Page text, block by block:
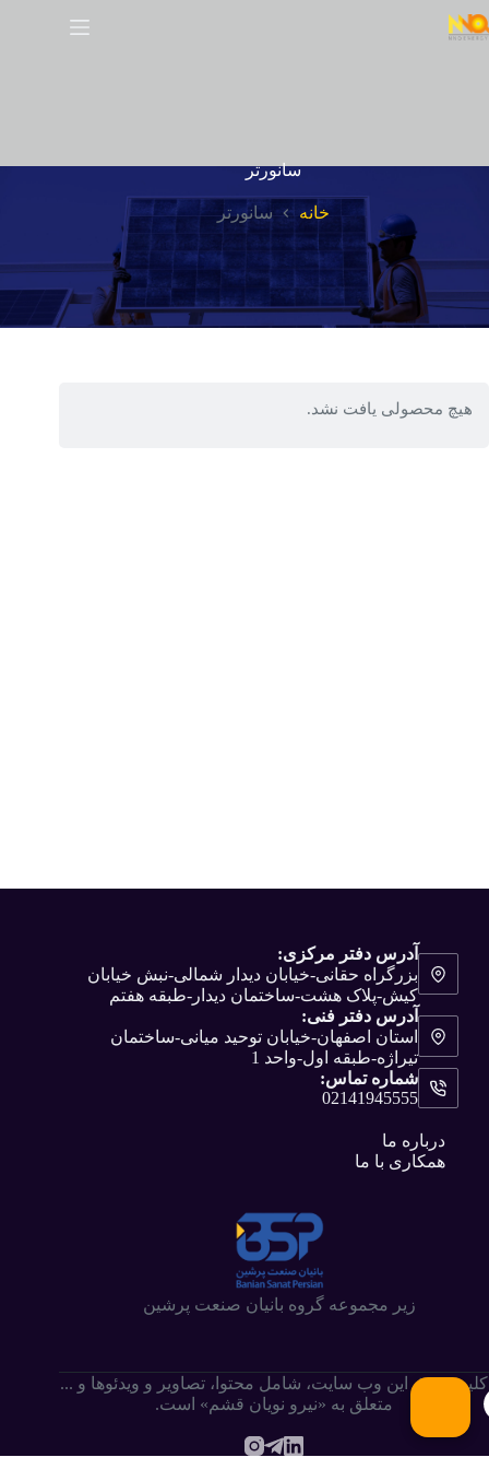
سانورتر
خانه سانورتر
هیچ محصولی یافت نشد.
آدرس دفتر مرکزی:
بزرگراه حقانی-خیابان دیدار شمالی-نبش خیابان
کیش-پلاک هشت-ساختمان دیدار-طبقه هفتم
آدرس دفتر فنی:
استان اصفهان-خیابان توحید میانی-ساختمان
تیراژه-طبقه اول-واحد 1
شماره تماس:
02141945555
درباره ما
همکاری با ما
زیر مجموعه گروه بانیان صنعت پرشین
کلیه حقوق این وب سایت،‌ شامل محتوا، تصاویر و ویدئوها و ...
متعلق به «نیرو نویان قشم» است.